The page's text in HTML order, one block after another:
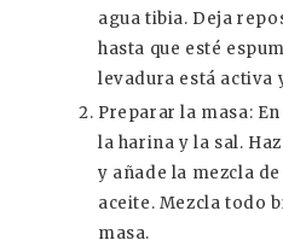
agua tibia. Deja
hasta que esté
levadura está activa
Preparar la masa:
la harina y la sal.
y añade la mezcla
aceite. Mezcla todo
masa.